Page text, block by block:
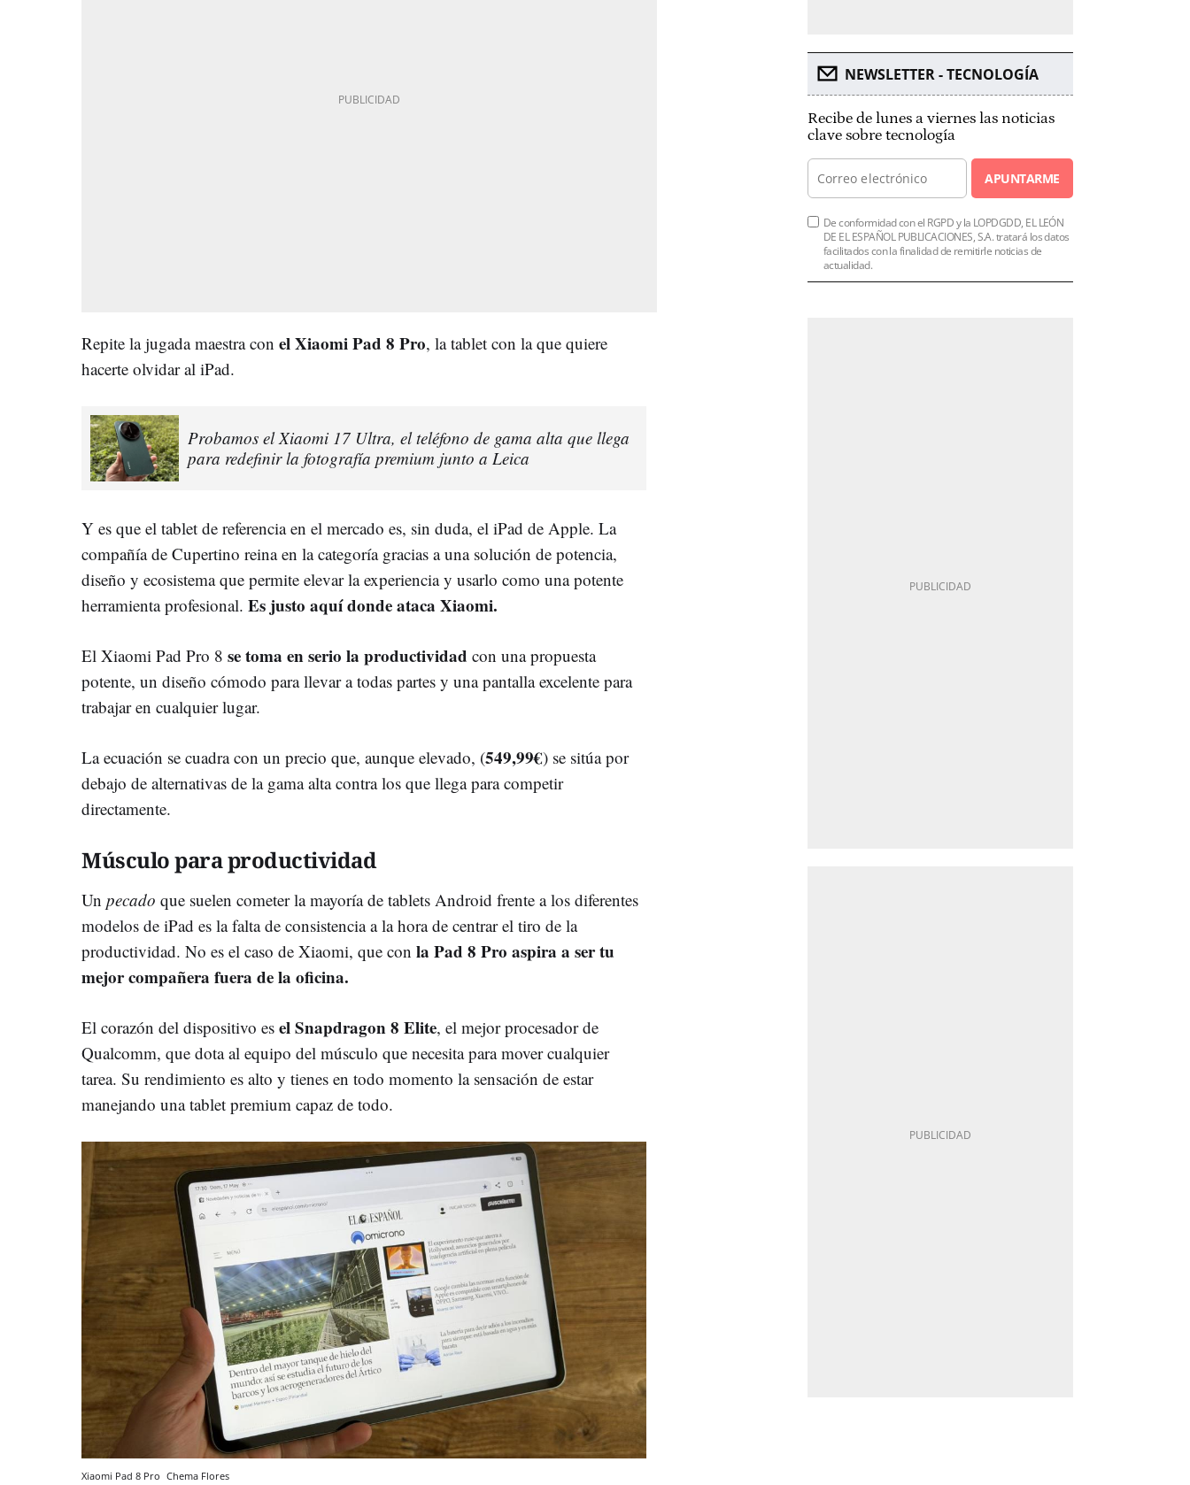
Repite la jugada maestra con el Xiaomi Pad 8 Pro, la tablet con la que quiere
hacerte olvidar al iPad.
Probamos el Xiaomi 17 Ultra, el teléfono de gama alta que llega
para redefinir la fotografía premium junto a Leica
Y es que el tablet de referencia en el mercado es, sin duda, el iPad de Apple. La
compañía de Cupertino reina en la categoría gracias a una solución de potencia,
diseño y ecosistema que permite elevar la experiencia y usarlo como una potente
herramienta profesional. Es justo aquí donde ataca Xiaomi.
El Xiaomi Pad Pro 8 se toma en serio la productividad con una propuesta
potente, un diseño cómodo para llevar a todas partes y una pantalla excelente para
trabajar en cualquier lugar.
La ecuación se cuadra con un precio que, aunque elevado, (549,99€) se sitúa por
debajo de alternativas de la gama alta contra los que llega para competir
directamente.
Músculo para productividad
Un pecado que suelen cometer la mayoría de tablets Android frente a los diferentes
modelos de iPad es la falta de consistencia a la hora de centrar el tiro de la
productividad. No es el caso de Xiaomi, que con la Pad 8 Pro aspira a ser tu
mejor compañera fuera de la oficina.
El corazón del dispositivo es el Snapdragon 8 Elite, el mejor procesador de
Qualcomm, que dota al equipo del músculo que necesita para mover cualquier
tarea. Su rendimiento es alto y tienes en todo momento la sensación de estar
manejando una tablet premium capaz de todo.
Xiaomi Pad 8 Pro Chema Flores
NEWSLETTER - TECNOLOGÍA
Recibe de lunes a viernes las noticias
clave sobre tecnología
APUNTARME
De conformidad con el RGPD y la LOPDGDD, EL LEÓN
DE EL ESPAÑOL PUBLICACIONES, S.A. tratará los datos
facilitados con la finalidad de remitirle noticias de
actualidad.